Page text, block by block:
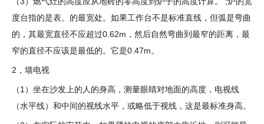
度台指的是表。的最宽处。如果工作台不是标准直线，但弧是弯曲
的，其最宽直径不应超过0.62m，然后自然弯曲到最窄的距离，最
窄的直径不应该是最低的。它是0.47m。
2，墙电视
（1）坐在沙发上的人的身高，测量眼睛对地面的高度，电视线
（水平线）和中间的视线水平，或略低于视线，这是最标准身高。